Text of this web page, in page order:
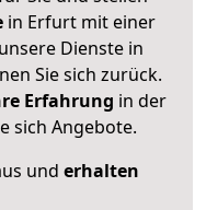
in Erfurt mit einer
Dienste in
Sie sich zurück.
Erfahrung in der
sich Angebote.
und erhalten